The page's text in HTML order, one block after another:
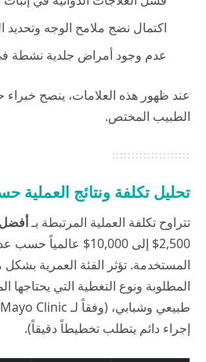
اكتمال نضج ملامح الوجه وتحديد
عدم وجود أمراض جلدية نشطة
عند ظهور هذه العلامات، ينصح خبراء
الطبيب المختص.
تحليل تكلفة ونتائج العملية
تتراوح تكلفة العملية المرتبطة بـ
2,500$ إلى 10,000$
المستخدمة. تؤثر الفئة العمرية
المطلوبة ونوع التغطية التي
طبيعي وشبابي، (وفقاً لـMayo Clinic
إجراء دائم يتطلب تخطيطاً دقيقاً).